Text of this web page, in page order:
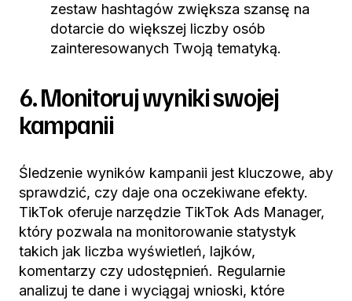
zestaw hashtagów zwiększa szansę na
dotarcie do większej liczby osób
zainteresowanych Twoją tematyką.
6. Monitoruj wyniki swojej
kampanii
Śledzenie wyników kampanii jest kluczowe, aby
sprawdzić, czy daje ona oczekiwane efekty.
TikTok oferuje narzędzie TikTok Ads Manager,
który pozwala na monitorowanie statystyk
takich jak liczba wyświetleń, lajków,
komentarzy czy udostępnień. Regularnie
analizuj te dane i wyciągaj wnioski, które